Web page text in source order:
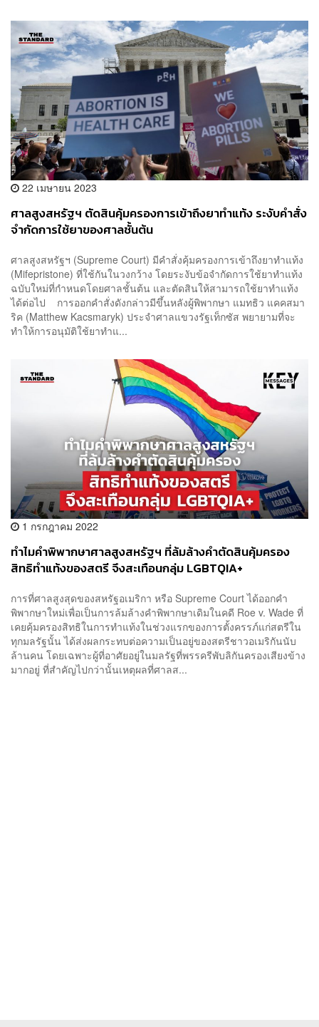
22 เมษายน 2023
ศาลสูงสหรัฐฯ ตัดสินคุ้มครองการเข้าถึงยาทำแท้ง ระงับคำสั่ง
จำกัดการใช้ยาของศาลชั้นต้น
ศาลสูงสหรัฐฯ (Supreme Court) มีคำสั่งคุ้มครองการเข้าถึงยาทำแท้ง
(Mifepristone) ที่ใช้กันในวงกว้าง โดยระงับข้อจำกัดการใช้ยาทำแท้ง
ฉบับใหม่ที่กำหนดโดยศาลชั้นต้น และตัดสินให้สามารถใช้ยาทำแท้ง
ได้ต่อไป การออกคำสั่งดังกล่าวมีขึ้นหลังผู้พิพากษา แมทธิว แคคสมา
ริค (Matthew Kacsmaryk) ประจำศาลแขวงรัฐเท็กซัส พยายามที่จะ
ทำให้การอนุมัติใช้ยาทำแ...
1 กรกฎาคม 2022
ทำไมคำพิพากษาศาลสูงสหรัฐฯ ที่ล้มล้างคำตัดสินคุ้มครอง
สิทธิทำแท้งของสตรี จึงสะเทือนกลุ่ม LGBTQIA+
การที่ศาลสูงสุดของสหรัฐอเมริกา หรือ Supreme Court ได้ออกคำ
พิพากษาใหม่เพื่อเป็นการล้มล้างคำพิพากษาเดิมในคดี Roe v. Wade ที่
เคยคุ้มครองสิทธิในการทำแท้งในช่วงแรกของการตั้งครรภ์แก่สตรีใน
ทุกมลรัฐนั้น ได้ส่งผลกระทบต่อความเป็นอยู่ของสตรีชาวอเมริกันนับ
ล้านคน โดยเฉพาะผู้ที่อาศัยอยู่ในมลรัฐที่พรรครีพับลิกันครองเสียงข้าง
มากอยู่ ที่สำคัญไปกว่านั้นเหตุผลที่ศาลส...